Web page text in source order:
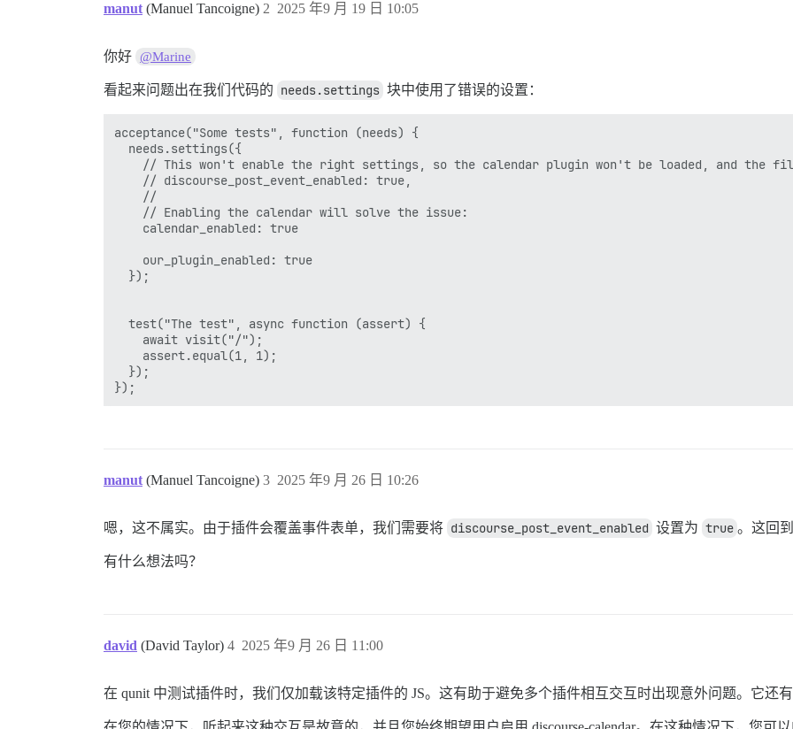
manut (Manuel Tancoigne) 2025 年9 月 19 日 10:05
2
你好 @Marine
看起来问题出在我们代码的 needs.settings 块中使用了错误的设置：
acceptance("Some tests", function (needs) {
  needs.settings({
// This won't enable the right settings, so the calendar plugin won't be loaded, and the
    // discourse_post_event_enabled: true,
    //
    // Enabling the calendar will solve the issue:
    calendar_enabled: true
    our_plugin_enabled: true
  });
  test("The test", async function (assert) {
    await visit("/");
    assert.equal(1, 1);
  });
manut (Manuel Tancoigne) 2025 年9 月 26 日 10:26
3
嗯，这不属实。由于插件会覆盖事件表单，我们需要将 discourse_post_event_enabled 设置为 true 。这回
有什么想法吗？
david (David Taylor) 2025 年9 月 26 日 11:00
4
在 qunit 中测试插件时，我们仅加载该特定插件的 JS。这有助于避免多个插件相互交互时出现意外问题。它还